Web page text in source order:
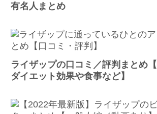
有名人まとめ
ライザップの口コミ／評判まとめ
ダイエット効果や食事など】